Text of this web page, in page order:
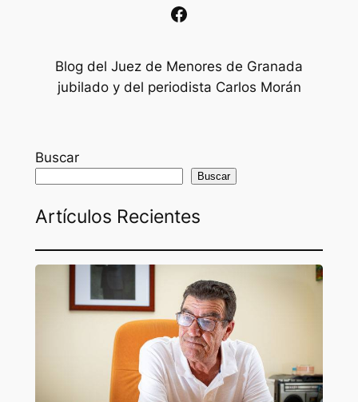
Facebook
Blog del Juez de Menores de Granada
jubilado y del periodista Carlos Morán
Buscar
Buscar
Artículos Recientes